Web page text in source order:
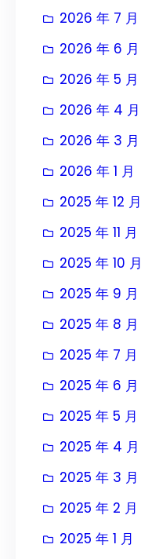
2026 年 7 月
2026 年 6 月
2026 年 5 月
2026 年 4 月
2026 年 3 月
2026 年 1 月
2025 年 12 月
2025 年 11 月
2025 年 10 月
2025 年 9 月
2025 年 8 月
2025 年 7 月
2025 年 6 月
2025 年 5 月
2025 年 4 月
2025 年 3 月
2025 年 2 月
2025 年 1 月